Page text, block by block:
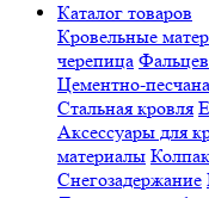
Каталог товаров
Кровельные
черепица
Цементно-
Стальная кровля
Аксессуары для
материалы
Снегозадержание